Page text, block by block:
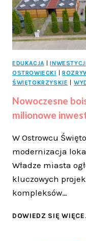
EDUKACJA
OSTROWIECKI
ŚWIĘTOKRZYSKIE
Nowoczesne
milionowe
W Ostrowcu
modernizacja
Władze miasta
kluczowych
kompleksów…
DOWIEDZ SIĘ